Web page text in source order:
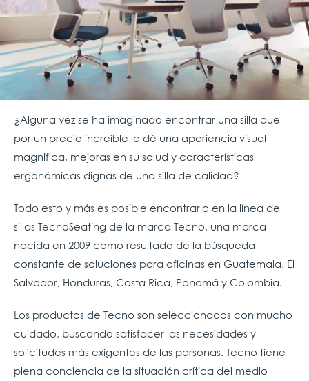
¿Alguna vez se ha imaginado encontrar una silla que
por un precio increíble le dé una apariencia visual
magnifica, mejoras en su salud y características
ergonómicas dignas de una silla de calidad?
Todo esto y más es posible encontrarlo en la línea de
sillas TecnoSeating de la marca Tecno, una marca
nacida en 2009 como resultado de la búsqueda
constante de soluciones para oficinas en Guatemala, El
Salvador, Honduras, Costa Rica, Panamá y Colombia.
Los productos de Tecno son seleccionados con mucho
cuidado, buscando satisfacer las necesidades y
solicitudes más exigentes de las personas. Tecno tiene
plena conciencia de la situación crítica del medio